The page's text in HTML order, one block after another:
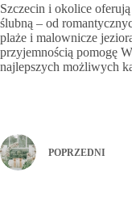
Szczecin i okolice
ślubną – od
plaże i malownicze
przyjemnością pomogę
najlepszych możliwych
POPRZEDNI